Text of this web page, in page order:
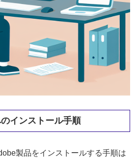
インストール手順
製品をインストールする手順は